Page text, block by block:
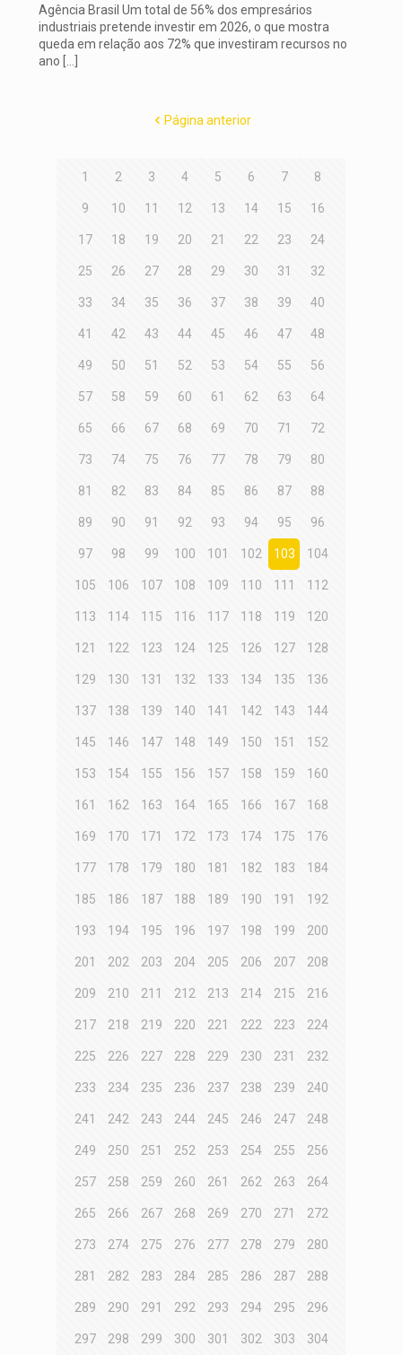
Agência Brasil Um total de 56% dos empresários
industriais pretende investir em 2026, o que mostra
queda em relação aos 72% que investiram recursos no
ano […]
Página anterior
1 2 3 4 5 6 7 8
9 10 11 12 13 14 15 16
17 18 19 20 21 22 23 24
25 26 27 28 29 30 31 32
33 34 35 36 37 38 39 40
41 42 43 44 45 46 47 48
49 50 51 52 53 54 55 56
57 58 59 60 61 62 63 64
65 66 67 68 69 70 71 72
73 74 75 76 77 78 79 80
81 82 83 84 85 86 87 88
89 90 91 92 93 94 95 96
97 98 99 100 101 102 103 104
105 106 107 108 109 110 111 112
113 114 115 116 117 118 119 120
121 122 123 124 125 126 127 128
129 130 131 132 133 134 135 136
137 138 139 140 141 142 143 144
145 146 147 148 149 150 151 152
153 154 155 156 157 158 159 160
161 162 163 164 165 166 167 168
169 170 171 172 173 174 175 176
177 178 179 180 181 182 183 184
185 186 187 188 189 190 191 192
193 194 195 196 197 198 199 200
201 202 203 204 205 206 207 208
209 210 211 212 213 214 215 216
217 218 219 220 221 222 223 224
225 226 227 228 229 230 231 232
233 234 235 236 237 238 239 240
241 242 243 244 245 246 247 248
249 250 251 252 253 254 255 256
257 258 259 260 261 262 263 264
265 266 267 268 269 270 271 272
273 274 275 276 277 278 279 280
281 282 283 284 285 286 287 288
289 290 291 292 293 294 295 296
297 298 299 300 301 302 303 304